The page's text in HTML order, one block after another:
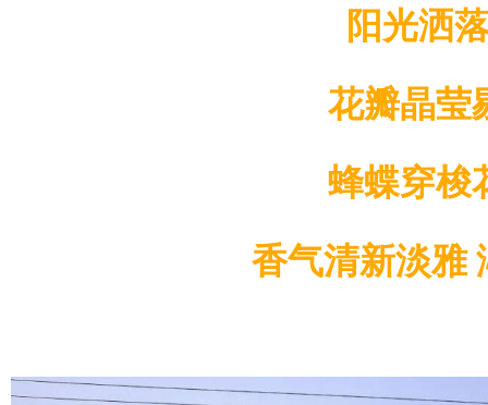
阳光洒
花瓣晶莹
蜂蝶穿梭
香气清新淡雅